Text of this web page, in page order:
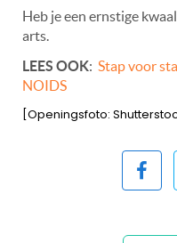
Heb je een ernstige
arts.
LEES OOK: Stap voor
NOIDS
[Openingsfoto: